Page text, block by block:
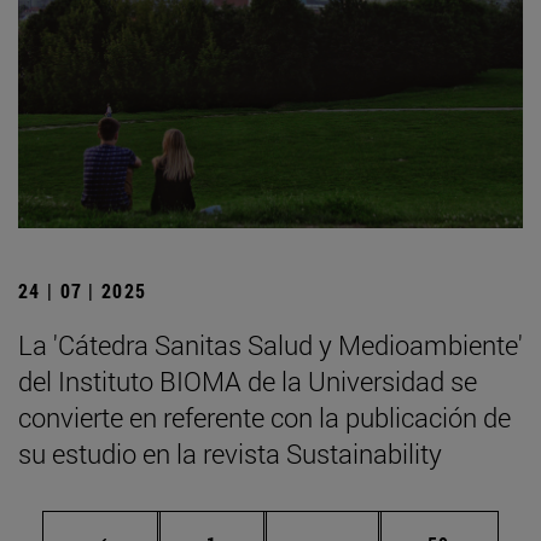
24 | 07 | 2025
La 'Cátedra Sanitas Salud y Medioambiente'
del Instituto BIOMA de la Universidad se
convierte en referente con la publicación de
su estudio en la revista Sustainability